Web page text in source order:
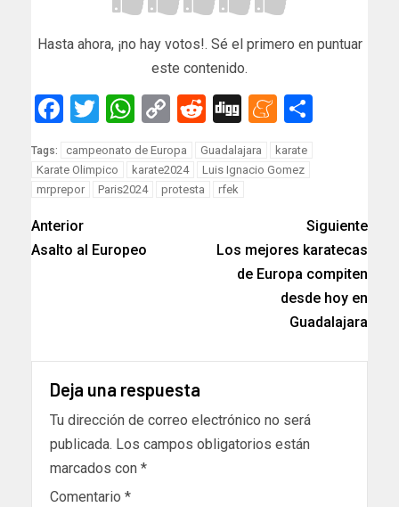
Hasta ahora, ¡no hay votos!. Sé el primero en puntuar
este contenido.
Facebook
TwitterWhatsApp
Copy
Link
RedditDigg
Tags: campeonato de Europa Guadalajara
karate
Karate Olimpico
karate2024
Luis Ignacio Gomez
mrprepor
Paris2024 protesta rfek
Anterior
Asalto al Europeo
Siguiente
Los mejores karatecas
de Europa compiten
desde hoy en
Guadalajara
Deja una respuesta
Tu dirección de correo electrónico no será
publicada. Los campos obligatorios están
marcados con *
Comentario *